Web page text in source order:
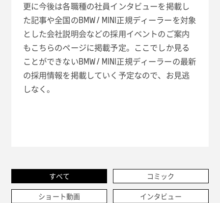
更に今後は各職種の社員インタビューを掲載し
た記事や全国のBMW / MINI正規ディーラーを対象
とした会社説明会などの採用イベントのご案内
もこちらのページに掲載予定。ここでしか見る
ことができないBMW / MINI正規ディーラーの最新
の採用情報を掲載していく予定なので、お見逃
しなく。
すべて コミック
ショート動画 インタビュー